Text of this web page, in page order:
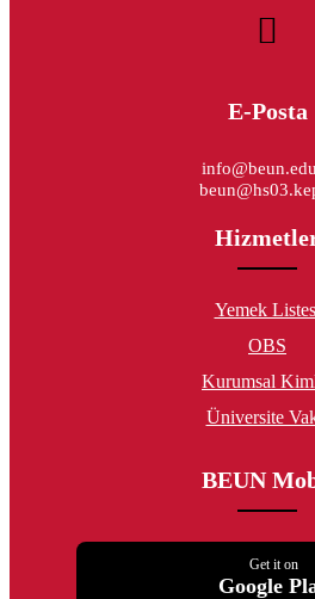
E-Posta
Yemek
OBS
Kurumsal
Üniversite
BEUN
Get it on
Google